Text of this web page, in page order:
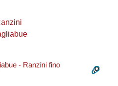
- Ranzini fino